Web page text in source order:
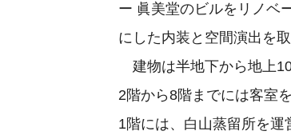
ー 眞美堂のビルをリノベ
にした内装と空間演出を取
建物は半地下から地上
2階から8階までには客室
1階には、白山蒸留所を